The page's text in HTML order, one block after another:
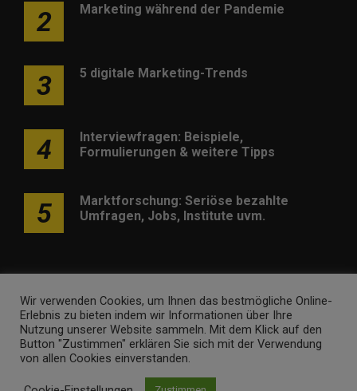
2 Marketing während der Pandemie
3 5 digitale Marketing-Trends
4
Interviewfragen: Beispiele,
Formulierungen & weitere Tipps
5
Marktforschung: Seriöse bezahlte
Umfragen, Jobs, Institute uvm.
Werben Kontakt Impressum Newsletter
marketing-trendinformationen.de • Marken- und
Wir verwenden Cookies, um Ihnen das bestmögliche Online-
Erlebnis zu bieten indem wir Informationen über Ihre
Nutzung unserer Website sammeln. Mit dem Klick auf den
Button "Zustimmen" erklären Sie sich mit der Verwendung
von allen Cookies einverstanden.